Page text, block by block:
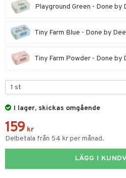
Playground Green - Done by
Tiny Farm Blue - Done by
Tiny Farm Powder - Done by
I lager, skickas omgående
159 kr
Delbetala från 54 kr per månad.
LÄGG I
& Tillbehör
& Solhattar
& UV-kläder
& Strumpor
leksaker
gå vagnar
Klossar
Builder
bitar
svar